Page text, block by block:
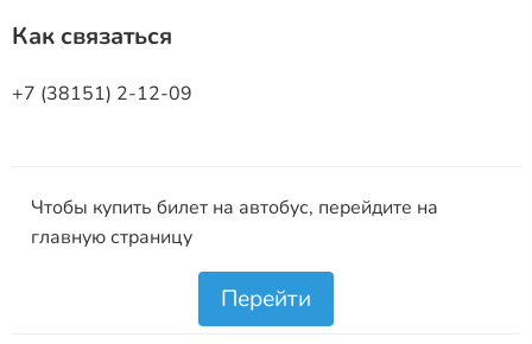
Как связаться
+7 (38151) 2-12-09
Чтобы купить билет на автобус, перейдите на
главную страницу
Перейти